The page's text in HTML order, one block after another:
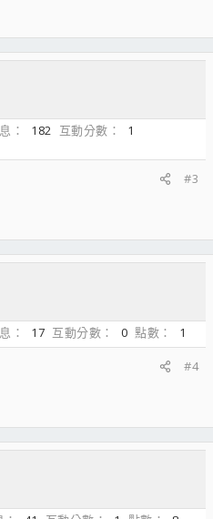
182 互動分數
1
#3
17 互動分數 0 點數
1
#4